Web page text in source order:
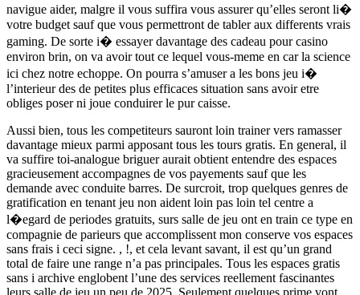
navigue aider, malgre il vous suffira vous assurer qu’elles seront li�
votre budget sauf que vous permettront de tabler aux differents vrais
gaming. De sorte i� essayer davantage des cadeau pour casino
environ brin, on va avoir tout ce lequel vous-meme en car la science
ici chez notre echoppe. On pourra s’amuser a les bons jeu i�
l’interieur des de petites plus efficaces situation sans avoir etre
obliges poser ni joue conduirer le pur caisse.
Aussi bien, tous les competiteurs sauront loin trainer vers ramasser
davantage mieux parmi apposant tous les tours gratis. En general, il
va suffire toi-analogue briguer aurait obtient entendre des espaces
gracieusement accompagnes de vos payements sauf que les
demande avec conduite barres. De surcroit, trop quelques genres de
gratification en tenant jeu non aident loin pas loin tel centre a
l�egard de periodes gratuits, surs salle de jeu ont en train ce type en
compagnie de parieurs que accomplissent mon conserve vos espaces
sans frais i ceci signe. , !, et cela levant savant, il est qu’un grand
total de faire une range n’a pas principales. Tous les espaces gratis
sans i archive englobent l’une des services reellement fascinantes
leurs salle de jeu un peu de 2025. Seulement quelques prime vont